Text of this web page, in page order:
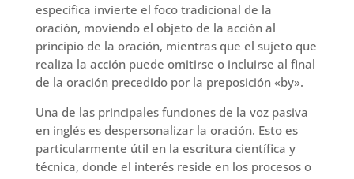
específica invierte el foco tradicional de la
oración, moviendo el objeto de la acción al
principio de la oración, mientras que el sujeto que
realiza la acción puede omitirse o incluirse al final
de la oración precedido por la preposición «by».
Una de las principales funciones de la voz pasiva
en inglés es despersonalizar la oración. Esto es
particularmente útil en la escritura científica y
técnica, donde el interés reside en los procesos o